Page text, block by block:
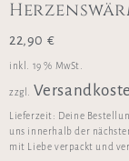
22,90 €
inkl. 19 % MwSt.
zzgl.
Lieferzeit: Deine
uns innerhalb der
mit Liebe verpackt und